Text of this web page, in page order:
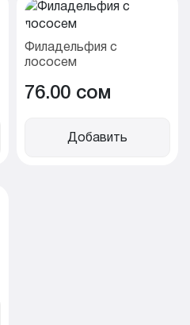
Филадельфия с
лососем
76.00 cом
Добавить